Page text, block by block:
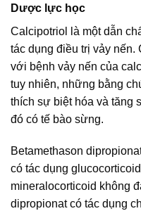
Dược lực học
Calcipotriol là một dẫn
tác dụng điều trị vảy nến.
với bệnh vảy nến của
tuy nhiên, những bằng
thích sự biệt hóa và tăng
đó có tế bào sừng.
Betamethason
có tác dụng
mineralocorticoid không
dipropionat có tác dụng